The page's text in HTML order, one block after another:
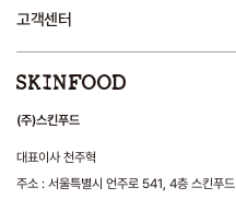
고객센터
(주)스킨푸드
대표이사 천주혁
주소 : 서울특별시 언주로 541, 4층 스킨푸드